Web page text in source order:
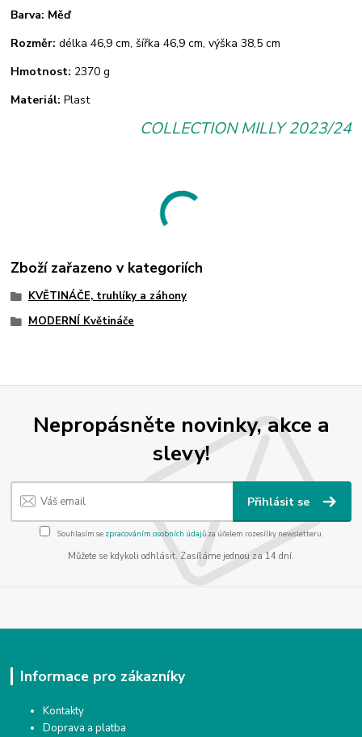
Barva: Měď
Rozměr: délka 46,9 cm, šířka 46,9 cm, výška 38,5 cm
Hmotnost: 2370 g
Materiál:Plast
COLLECTION MILLY 2023/24
Zboží zařazeno v kategoriích
KVĚTINÁČE, truhlíky a záhony
MODERNÍ Květináče
Nepropásněte novinky, akce a
slevy!
Přihlásit se
Souhlasím se zpracováním osobních údajůza účelem rozesílky newsletteru.
Můžete se kdykoli odhlásit. Zasíláme jednou za 14 dní.
Informace pro zákazníky
Kontakty
Doprava a platba